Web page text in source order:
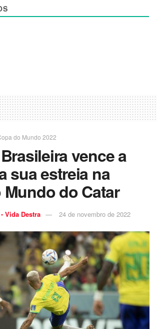
do Mundo 2022
vence a
sua estreia na
do Catar
Vida Destra 24 de novembro de 2022